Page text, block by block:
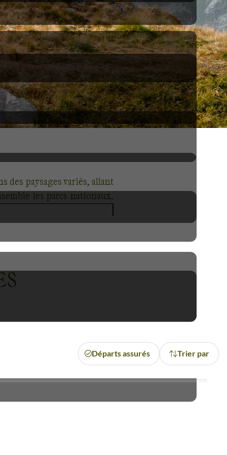
des paysages variés, allant
les parcs nationaux,
pour vous plonger au cœur
une aventure inoubliable
Départs assurés Trier par